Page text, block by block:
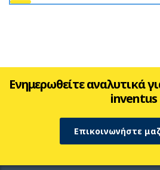
Ενημερωθείτε αναλυτικά
inventus
Επικοινωνήστε